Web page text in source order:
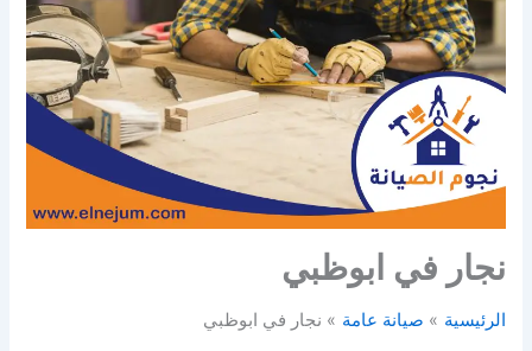
نجار في ابوظبي
الرئيسية صيانة عامة نجار في ابوظبي